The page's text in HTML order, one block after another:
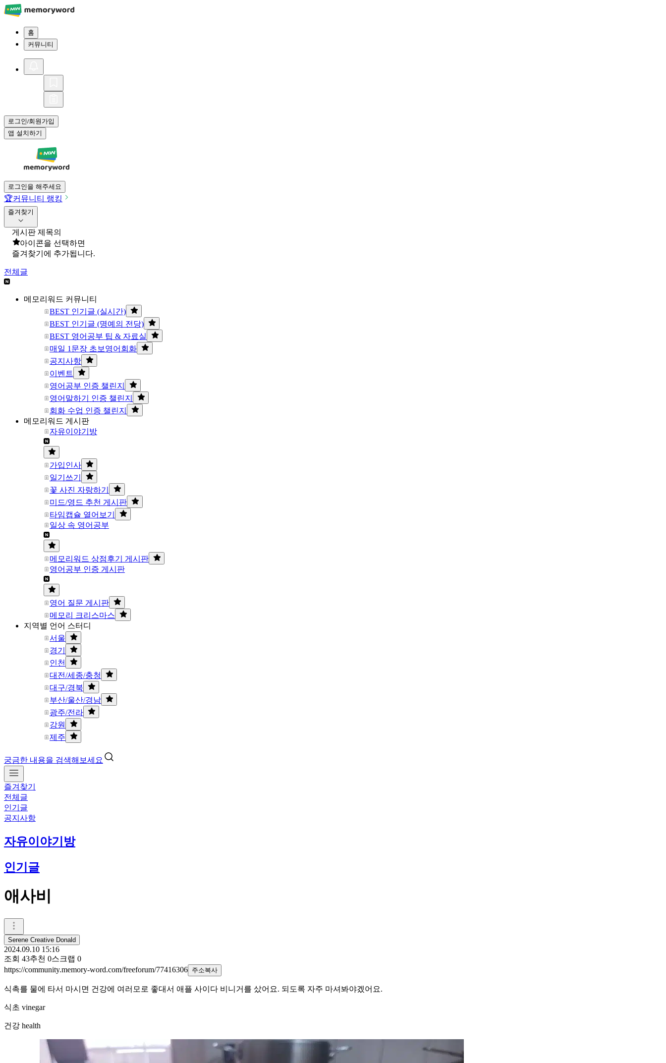
홈
커뮤니티
로그인/회원가입
앱 설치하기
로그인을 해주세요
🏆커뮤니티 랭킹
즐겨찾기
게시판 제목의
아이콘을 선택하면
즐겨찾기에 추가됩니다.
전체글
메모리워드 커뮤니티
BEST 인기글 (실시간)
BEST 인기글 (명예의 전당)
BEST 영어공부 팁 & 자료실
매일 1문장 초보영어회화
공지사항
이벤트
영어공부 인증 챌린지
영어말하기 인증 챌린지
회화 수업 인증 챌린지
메모리워드 게시판
자유이야기방
가입인사
일기쓰기
꽃 사진 자랑하기
미드/영드 추천 게시판
타임캡슐 열어보기
일상 속 영어공부
메모리워드 상점후기 게시판
영어공부 인증 게시판
영어 질문 게시판
메모리 크리스마스
지역별 언어 스터디
서울
경기
인천
대전/세종/충청
대구/경북
부산/울산/경남
광주/전라
강원
제주
궁금한 내용을 검색해보세요
즐겨찾기
전체글
인기글
공지사항
자유이야기방
인기글
애사비
Serene Creative Donald
2024.09.10 15:16
조회 43추천 0스크랩 0
https://community.memory-word.com/freeforum/77416306 주소복사
식촉를 물에 타서 마시면 건강에 여러모로 좋대서 애플 사이다 비니거를 샀어요. 되도록 자주 마셔봐야겠어요.
식초 vinegar
건강 health